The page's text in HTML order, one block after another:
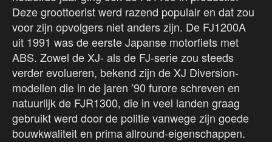
Deze groottoerist werd razend populair en dat zou
voor zijn opvolgers niet anders zijn. De FJ1200A
uit 1991 was de eerste Japanse motorfiets met
ABS. Zowel de XJ- als de FJ-serie zou steeds
verder evolueren, bekend zijn de XJ Diversion-
modellen die in de jaren ’90 furore schreven en
natuurlijk de FJR1300, die in veel landen graag
gebruikt werd door de politie vanwege zijn goede
bouwkwaliteit en prima allround-eigenschappen.